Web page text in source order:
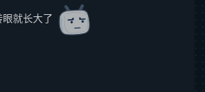
眼就长大了